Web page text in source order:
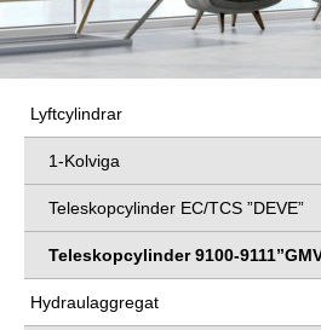
Lyftcylindrar
1-Kolviga
Teleskopcylinder EC/TCS ”DEVE”
Teleskopcylinder 9100-
Hydraulaggregat